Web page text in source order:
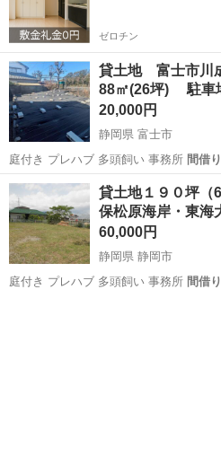
ゼロチン
貸土地 富士市
88㎡(26坪) 駐車
20,000円
静岡県 富士市
庭付き プレハブ 多頭飼い 事務所 間借り
駐…
静岡 富士市 土地販売/土地売買
貸土地１９０坪
保松原海岸・東
60,000円
静岡県 静岡市
庭付き プレハブ 多頭飼い 事務所 間借り